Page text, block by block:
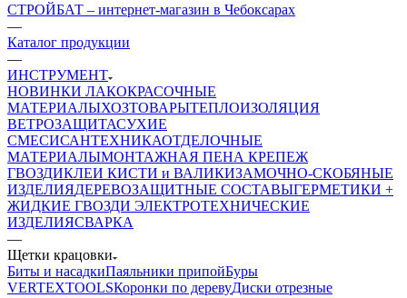
СТРОЙБАТ – интернет-магазин в Чебоксарах
—
Каталог продукции
—
ИНСТРУМЕНТ
НОВИНКИ ЛАКОКРАСОЧНЫЕ
МАТЕРИАЛЫХОЗТОВАРЫТЕПЛОИЗОЛЯЦИЯ
ВЕТРОЗАЩИТАСУХИЕ
СМЕСИСАНТЕХНИКАОТДЕЛОЧНЫЕ
МАТЕРИАЛЫМОНТАЖНАЯ ПЕНА КРЕПЕЖ
ГВОЗДИКЛЕИ КИСТИ и ВАЛИКИЗАМОЧНО-СКОБЯНЫЕ
ИЗДЕЛИЯДЕРЕВОЗАЩИТНЫЕ СОСТАВЫГЕРМЕТИКИ +
ЖИДКИЕ ГВОЗДИ ЭЛЕКТРОТЕХНИЧЕСКИЕ
ИЗДЕЛИЯСВАРКА
—
Щетки крацовки
Биты и насадкиПаяльники припойБуры
VERTEXTOOLSКоронки по деревуДиски отрезные